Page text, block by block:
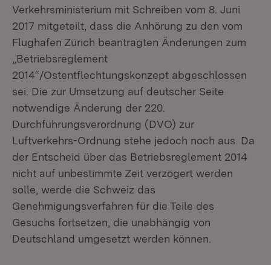
Verkehrsministerium mit Schreiben vom 8. Juni
2017 mitgeteilt, dass die Anhörung zu den vom
Flughafen Zürich beantragten Änderungen zum
„Betriebsreglement
2014“/Ostentflechtungskonzept abgeschlossen
sei. Die zur Umsetzung auf deutscher Seite
notwendige Änderung der 220.
Durchführungsverordnung (DVO) zur
Luftverkehrs-Ordnung stehe jedoch noch aus. Da
der Entscheid über das Betriebsreglement 2014
nicht auf unbestimmte Zeit verzögert werden
solle, werde die Schweiz das
Genehmigungsverfahren für die Teile des
Gesuchs fortsetzen, die unabhängig von
Deutschland umgesetzt werden können.